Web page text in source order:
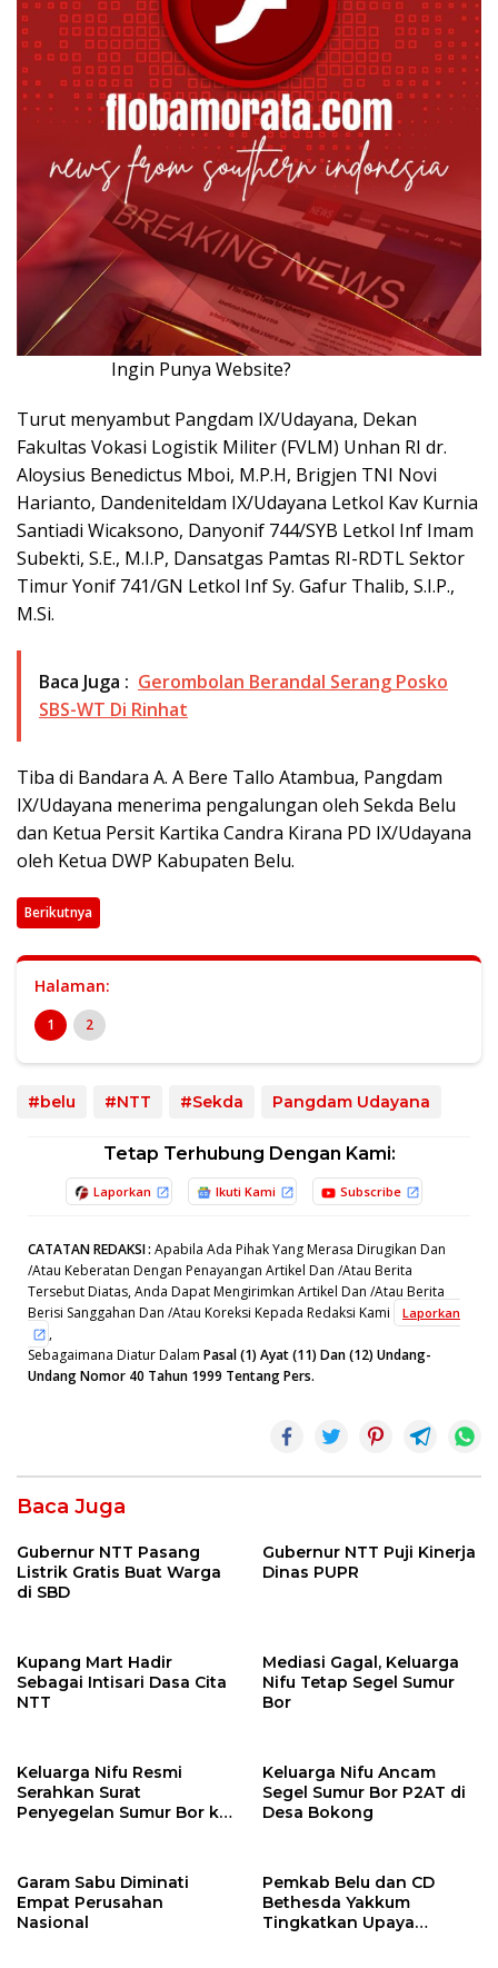
Ingin Punya Website?
Turut menyambut Pangdam IX/Udayana, Dekan
Fakultas Vokasi Logistik Militer (FVLM) Unhan RI dr.
Aloysius Benedictus Mboi, M.P.H, Brigjen TNI Novi
Harianto, Dandeniteldam IX/Udayana Letkol Kav Kurnia
Santiadi Wicaksono, Danyonif 744/SYB Letkol Inf Imam
Subekti, S.E., M.I.P, Dansatgas Pamtas RI-RDTL Sektor
Timur Yonif 741/GN Letkol Inf Sy. Gafur Thalib, S.I.P.,
M.Si.
Baca Juga : Gerombolan Berandal Serang Posko
SBS-WT Di Rinhat
Tiba di Bandara A. A Bere Tallo Atambua, Pangdam
IX/Udayana menerima pengalungan oleh Sekda Belu
dan Ketua Persit Kartika Candra Kirana PD IX/Udayana
oleh Ketua DWP Kabupaten Belu.
Berikutnya
Halaman:
1 2
#belu #NTT #Sekda Pangdam Udayana
Tetap Terhubung Dengan Kami:
Laporkan Ikuti Kami Subscribe
CATATAN REDAKSI: Apabila Ada Pihak Yang Merasa Dirugikan Dan
/Atau Keberatan Dengan Penayangan Artikel Dan /Atau Berita
Tersebut Diatas, Anda Dapat Mengirimkan Artikel Dan /Atau Berita
Berisi Sanggahan Dan /Atau Koreksi Kepada Redaksi Kami
Laporkan
,
Sebagaimana Diatur Dalam Pasal (1) Ayat (11) Dan (12) Undang-
Undang Nomor 40 Tahun 1999 Tentang Pers.
Baca Juga
Gubernur NTT Pasang
Listrik Gratis Buat Warga
di SBD
Gubernur NTT Puji Kinerja
Dinas PUPR
Kupang Mart Hadir
Sebagai Intisari Dasa Cita
NTT
Mediasi Gagal, Keluarga
Nifu Tetap Segel Sumur
Bor
Keluarga Nifu Resmi
Serahkan Surat
Penyegelan Sumur Bor ke
Keluarga Nifu Ancam
Segel Sumur Bor P2AT di
Desa Bokong
Garam Sabu Diminati
Empat Perusahan
Nasional
Pemkab Belu dan CD
Bethesda Yakkum
Tingkatkan Upaya